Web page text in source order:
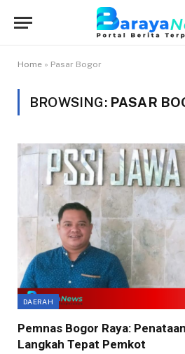
Home » Pasar Bogor
BROWSING: PASAR
DAERAH
Pemnas Bogor Raya:
Langkah Tepat Pemkot